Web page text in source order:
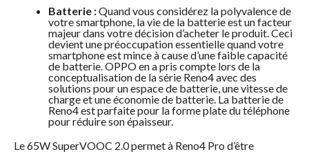
Batterie :Quand vous considérez la polyvalence de
votre smartphone, la vie de la batterie est un facteur
majeur dans votre décision d’acheter le produit. Ceci
devient une préoccupation essentielle quand votre
smartphone est mince à cause d’une faible capacité
de batterie. OPPO en a pris compte lors de la
conceptualisation de la série Reno4 avec des
solutions pour un espace de batterie, une vitesse de
charge et une économie de batterie. La batterie de
Reno4 est parfaite pour la forme plate du téléphone
pour réduire son épaisseur.
Le 65W SuperVOOC 2.0 permet à Reno4 Pro d’être